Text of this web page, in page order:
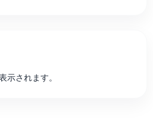
示されます。